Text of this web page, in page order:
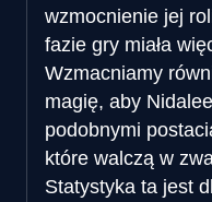
wzmocnienie jej
fazie gry miała
Wzmacniamy
magię, aby
podobnymi
które walczą w
Statystyka ta jest